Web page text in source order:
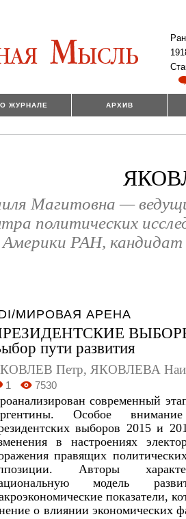
О ЖУРНАЛЕ АРХИВ
Магитовна —
политических
РАН, кандидат
МИРОВАЯ АРЕНА
пути развития
Петр, ЯКОВЛЕВА
1 7530
современный
Особое внимание
выборов 2015 и
в настроениях
правящих
Авторы
модель
показатели,
о влиянии экономических